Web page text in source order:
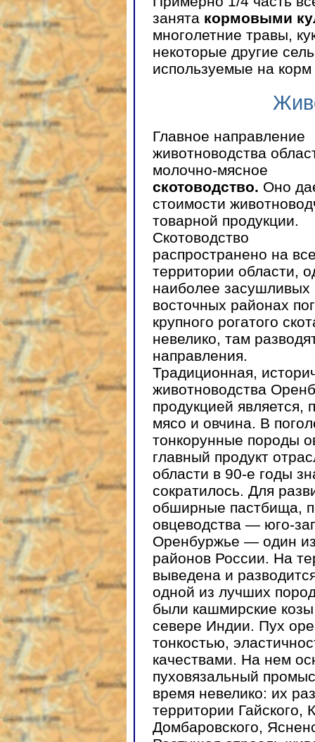
занята кормовыми
многолетние травы,
некоторые другие
используемые на корм
Главное направление
животноводства
молочно-мясное
скотоводство. Оно
стоимости
товарной продукции.
Скотоводство
распространено на
территории области,
наиболее засушливых
восточных районах
крупного рогатого
невелико, там
направления.
Традиционная,
животноводства
продукцией является,
мясо и овчина. В
тонкорунные породы
главный продукт
области в 90-е годы
сократилось. Для
обширные пастбища,
овцеводства — юго-
Оренбуржье — один
районов России. На
выведена и
одной из лучших
были кашмирские
севере Индии. Пух
тонкостью,
качествами. На нем
пуховязальный
время невелико: их
территории Гайского,
Домбаровского,